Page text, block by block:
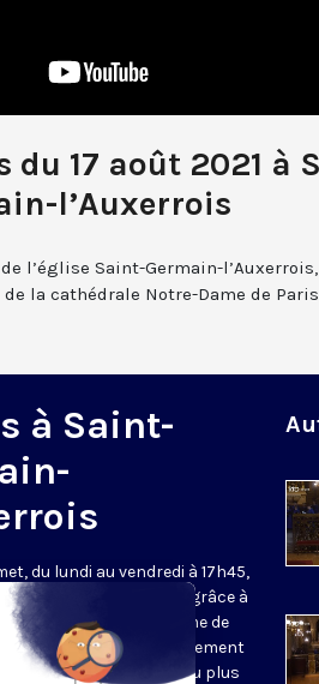
du 17 août 2021 à
l’Auxerrois
l’église Saint-Germain-
la cathédrale Notre-Dame de
à Saint-
du lundi au vendredi à 17h45,
direct de Saint-Germain grâce à
innovante : un système de
en direct totalement
offre une réalisation au plus